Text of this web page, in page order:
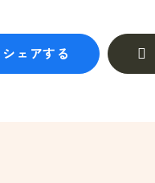
シェアする